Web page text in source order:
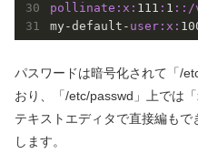
pollinate: x: 111 : 1 : :/
my-default- user: x:
パスワードは暗号化されて「/
おり、「/etc/passwd」上では
テキストエディタで直接編も
します。